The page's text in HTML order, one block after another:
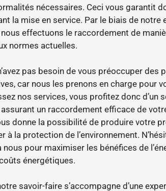
nécessaires. Ceci vous garantit
la mise en service. Par le biais de notre
effectuons le raccordement de
normes actuelles.
pas besoin de vous préoccuper des
car nous les prenons en charge pour
nos services, vous profitez donc d’un
un raccordement efficace de
donne la possibilité de produire votre
à la protection de l’environnement.
nous pour maximiser les bénéfices de
énergétiques.
savoir-faire s’accompagne d’une